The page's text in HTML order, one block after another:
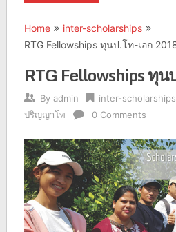
Home
inter-scholarships
RTG Fellowships ทุนป.โท-เอก
RTG Fellowships ทุ
By admin inter-scholarships
ปริญญาโท
0 Comments